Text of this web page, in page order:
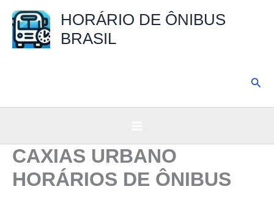
para
HORÁRIO DE ÔNIBUS
BRASIL
CAXIAS URBANO
HORÁRIOS DE ÔNIBUS